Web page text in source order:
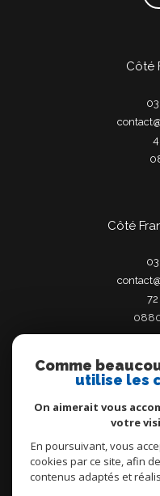
Côté
Côté
© 2026 | Tous droits
Comme
utilise les
On aimerait vous
votre
En poursuivant, vous
cookies par ce site, afin
contenus adaptés et